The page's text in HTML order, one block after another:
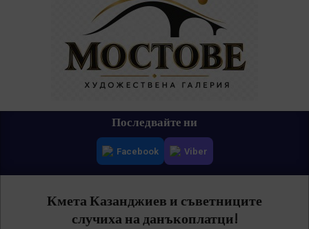
Последвайте ни
Facebook Viber
Кмета Казанджиев и съветниците
случиха на данъкоплатци!